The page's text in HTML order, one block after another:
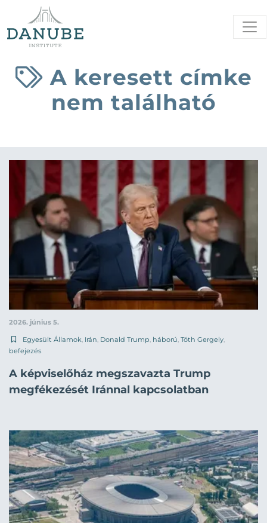
A keresett címke
nem található
2026. június 5.
Egyesült Államok Irán Donald Trump háború Tóth Gergely
befejezés
A képviselőház megszavazta Trump
megfékezését Iránnal kapcsolatban